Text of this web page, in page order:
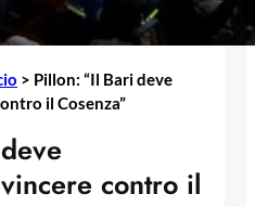
> Pillon: “Il Bari deve
il Cosenza”
contro il